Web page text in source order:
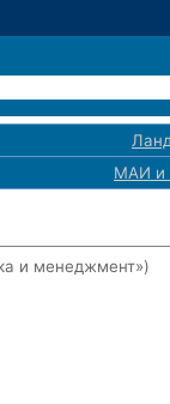
МАИ и
и менеджмент»)